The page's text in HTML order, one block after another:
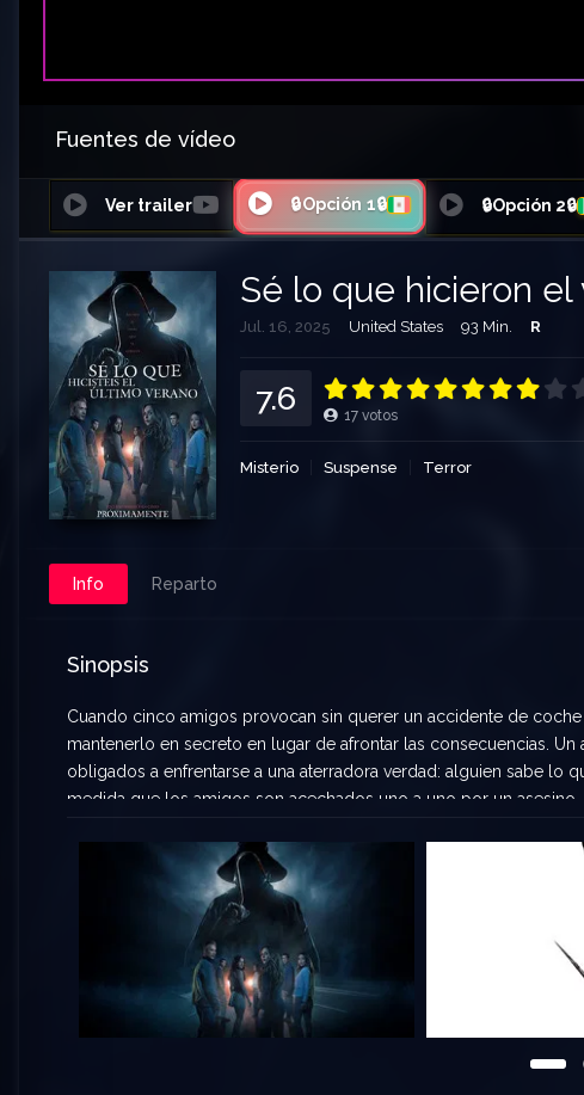
Fuentes de vídeo
Ver trailer 🔒Opción 1🔒 🔒Opción 2🔒
Sé lo que hicieron el
Jul. 16, 2025 United States 93 Min. R
7.6 17 votos
Misterio Suspense Terror
Info Reparto
Sinopsis
Cuando cinco amigos provocan sin querer un accidente de
mantenerlo en secreto en lugar de afrontar las consecuencias.
obligados a enfrentarse a una aterradora verdad: alguien sabe lo
medida que los amigos son acechados uno a uno por un